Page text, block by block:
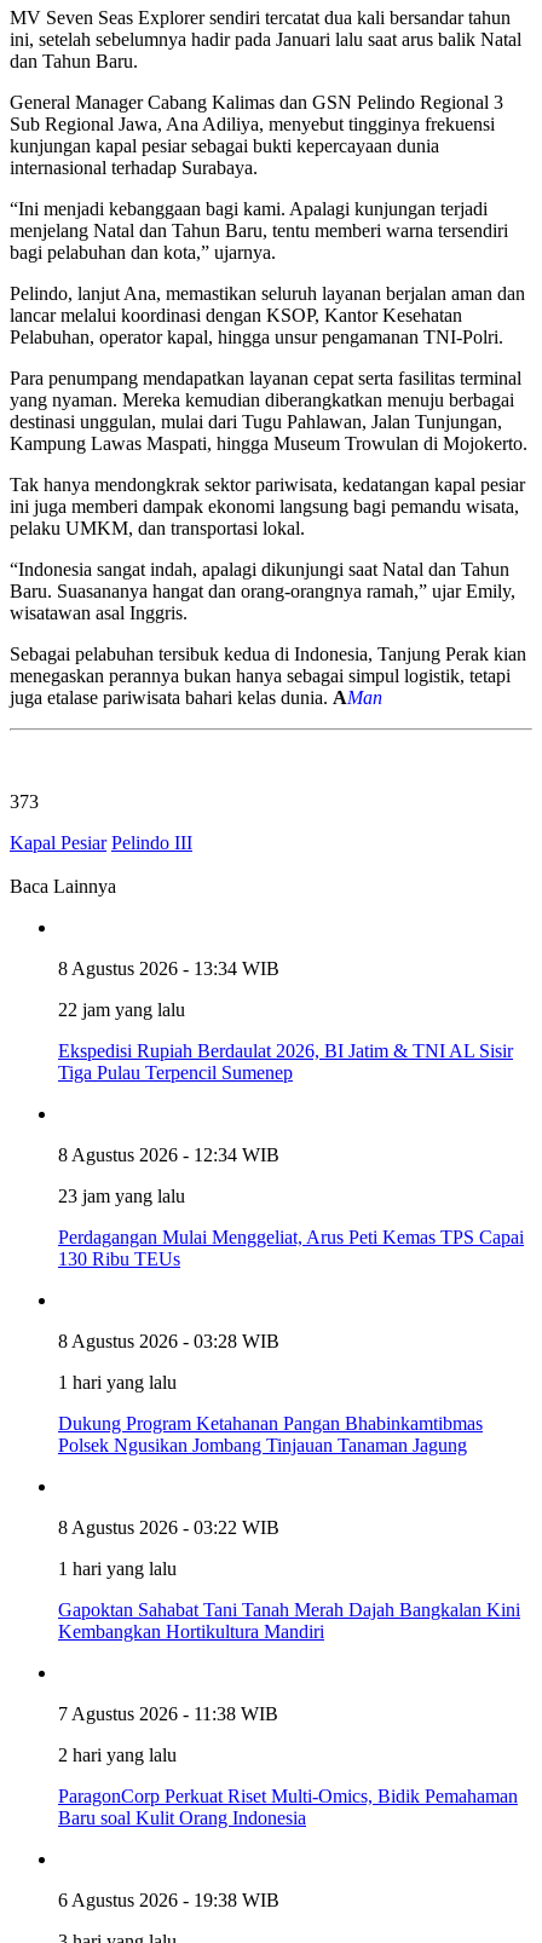
MV Seven Seas Explorer sendiri tercatat dua kali bersandar tahun
ini, setelah sebelumnya hadir pada Januari lalu saat arus balik Natal
dan Tahun Baru.
General Manager Cabang Kalimas dan GSN Pelindo Regional 3
Sub Regional Jawa, Ana Adiliya, menyebut tingginya frekuensi
kunjungan kapal pesiar sebagai bukti kepercayaan dunia
internasional terhadap Surabaya.
“Ini menjadi kebanggaan bagi kami. Apalagi kunjungan terjadi
menjelang Natal dan Tahun Baru, tentu memberi warna tersendiri
bagi pelabuhan dan kota,” ujarnya.
Pelindo, lanjut Ana, memastikan seluruh layanan berjalan aman dan
lancar melalui koordinasi dengan KSOP, Kantor Kesehatan
Pelabuhan, operator kapal, hingga unsur pengamanan TNI-Polri.
Para penumpang mendapatkan layanan cepat serta fasilitas terminal
yang nyaman. Mereka kemudian diberangkatkan menuju berbagai
destinasi unggulan, mulai dari Tugu Pahlawan, Jalan Tunjungan,
Kampung Lawas Maspati, hingga Museum Trowulan di Mojokerto.
Tak hanya mendongkrak sektor pariwisata, kedatangan kapal pesiar
ini juga memberi dampak ekonomi langsung bagi pemandu wisata,
pelaku UMKM, dan transportasi lokal.
“Indonesia sangat indah, apalagi dikunjungi saat Natal dan Tahun
Baru. Suasananya hangat dan orang-orangnya ramah,” ujar Emily,
wisatawan asal Inggris.
Sebagai pelabuhan tersibuk kedua di Indonesia, Tanjung Perak kian
menegaskan perannya bukan hanya sebagai simpul logistik, tetapi
juga etalase pariwisata bahari kelas dunia. AMan
373
Kapal Pesiar Pelindo III
Baca Lainnya
8 Agustus 2026 - 13:34 WIB
22 jam yang lalu
Ekspedisi Rupiah Berdaulat 2026, BI Jatim & TNI AL Sisir
Tiga Pulau Terpencil Sumenep
8 Agustus 2026 - 12:34 WIB
23 jam yang lalu
Perdagangan Mulai Menggeliat, Arus Peti Kemas TPS Capai
130 Ribu TEUs
8 Agustus 2026 - 03:28 WIB
1 hari yang lalu
Dukung Program Ketahanan Pangan Bhabinkamtibmas
Polsek Ngusikan Jombang Tinjauan Tanaman Jagung
8 Agustus 2026 - 03:22 WIB
1 hari yang lalu
Gapoktan Sahabat Tani Tanah Merah Dajah Bangkalan Kini
Kembangkan Hortikultura Mandiri
7 Agustus 2026 - 11:38 WIB
2 hari yang lalu
ParagonCorp Perkuat Riset Multi-Omics, Bidik Pemahaman
Baru soal Kulit Orang Indonesia
6 Agustus 2026 - 19:38 WIB